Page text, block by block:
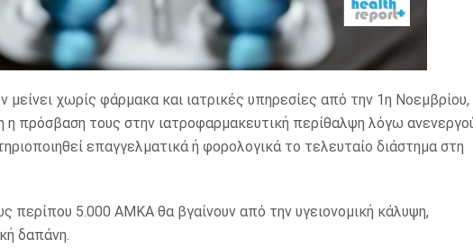
χωρίς φάρμακα και ιατρικές υπηρεσίες από την 1η Νοεμβρίου,
πρόσβαση τους στην ιατροφαρμακευτική περίθαλψη λόγω
επαγγελματικά ή φορολογικά το τελευταίο διάστημα στη
περίπου 5.000 ΑΜΚΑ θα βγαίνουν από την υγειονομική κάλυψη,
δαπάνη.